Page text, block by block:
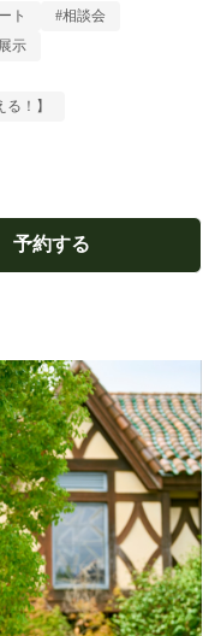
ト
#相談会
示
！】
予約する